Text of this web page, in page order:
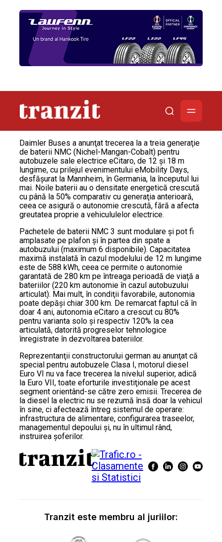
Daimler Buses a anunţat trecerea la a treia generaţie
de baterii NMC (Nichel-Mangan-Cobalt) pentru
autobuzele sale electrice eCitaro, de 12 şi 18 m
lungime, cu prilejul evenimentului eMobility Days,
desfăşurat la Mannheim, în Germania, la începutul lui
mai. Noile baterii au o densitate energetică crescută
cu până la 50% comparativ cu generaţia anterioară,
ceea ce asigură o autonomie crescută, fără a afecta
greutatea proprie a vehicululelor electrice.
Pachetele de baterii NMC 3 sunt modulare şi pot fi
amplasate pe plafon şi în partea din spate a
autobuzului (maximum 6 disponibile). Capacitatea
maximă instalată în cazul modelului de 12 m lungime
este de 588 kWh, ceea ce permite o autonomie
garantată de 280 km pe întreaga perioadă de viaţă a
bateriilor (220 km autonomie în cazul autobuzului
articulat). Mai mult, în condiţii favorabile, autonomia
poate depăşi chiar 300 km. De remarcat faptul că în
doar 4 ani, autonomia eCitaro a crescut cu 80%
pentru varianta solo şi respectiv 120% la cea
articulată, datorită progreselor tehnologice
înregistrate în dezvoltarea bateriilor.
Reprezentanţii constructorului german au anunţat că
special pentru autobuzele Clasa I, motorul diesel
Euro VI nu va face trecerea la nivelul superior, adică
la Euro VII, toate eforturile investiţionale pe acest
segment orientând-se către zero emisii. Trecerea de
la diesel la electric nu se rezumă însă doar la vehicul
în sine, ci afectează întreg sistemul de operare:
infrastructura de alimentare, configurarea traseelor,
managementul depoului şi, nu în ultimul rând,
instruirea şoferilor.
Tranzit este membru al juriilor: